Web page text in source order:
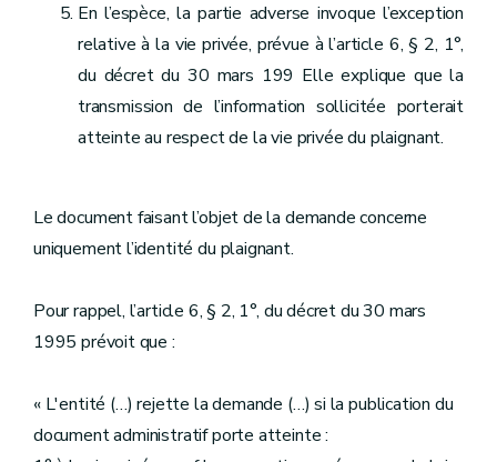
En l’espèce, la partie adverse invoque l’exception
relative à la vie privée, prévue à l’article 6, § 2, 1°,
du décret du 30 mars 199 Elle explique que la
transmission de l’information sollicitée porterait
atteinte au respect de la vie privée du plaignant.
Le document faisant l’objet de la demande concerne
uniquement l’identité du plaignant.
Pour rappel, l’article 6, § 2, 1°, du décret du 30 mars
1995 prévoit que :
« L'entité (…) rejette la demande (…) si la publication du
document administratif porte atteinte :